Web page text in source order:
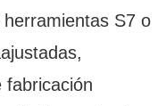
S7 o
fabricación